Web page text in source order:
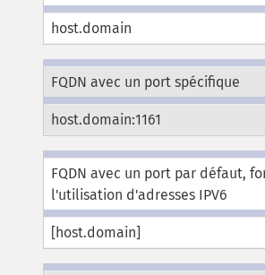
host.domain
FQDN avec un port spécifique
host.domain:1161
FQDN avec un port par défaut,
l'utilisation d'adresses IPV6
[host.domain]